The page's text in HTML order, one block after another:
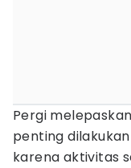
Pergi
penting
karena aktivitas